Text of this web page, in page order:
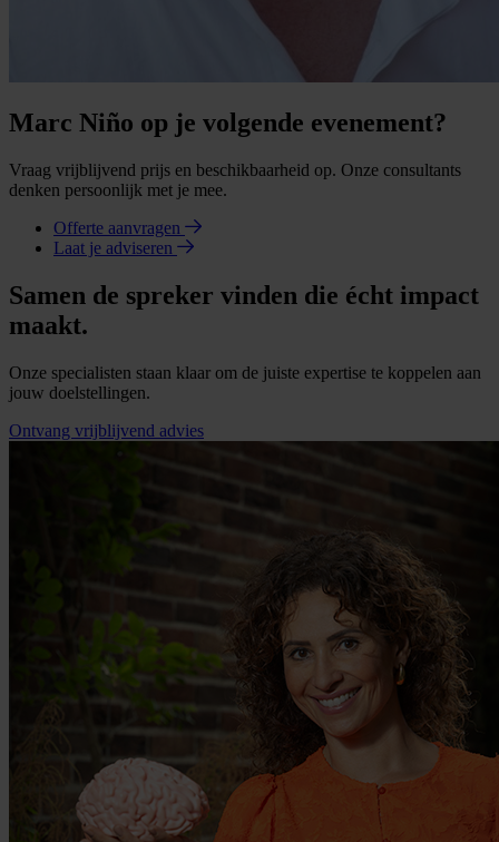
Marc Niño op je volgende evenement?
Vraag vrijblijvend prijs en beschikbaarheid op. Onze consultants
denken persoonlijk met je mee.
Offerte aanvragen
Laat je adviseren
Samen de spreker vinden die écht impact
maakt.
Onze specialisten staan klaar om de juiste expertise te koppelen aan
jouw doelstellingen.
Ontvang vrijblijvend advies